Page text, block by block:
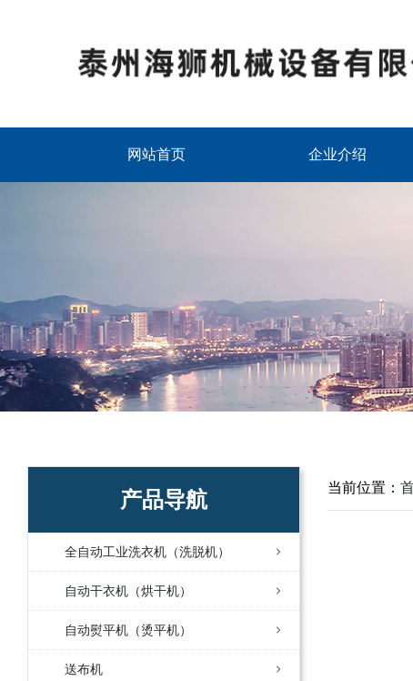
网站首页 企业介绍
产品导航
全自动工业洗衣机（洗脱机）
自动干衣机（烘干机）
自动熨平机（烫平机）
送布机
当前位置：